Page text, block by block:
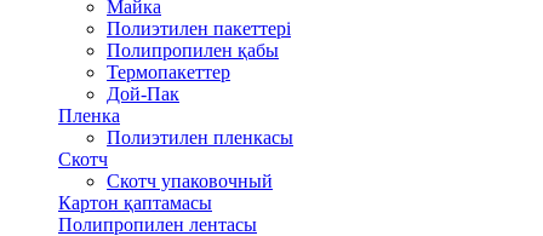
Майка
Полиэтилен пакеттері
Полипропилен қабы
Термопакеттер
Дой-Пак
Пленка
Полиэтилен пленкасы
Скотч
Скотч упаковочный
Картон қаптамасы
Полипропилен лентасы